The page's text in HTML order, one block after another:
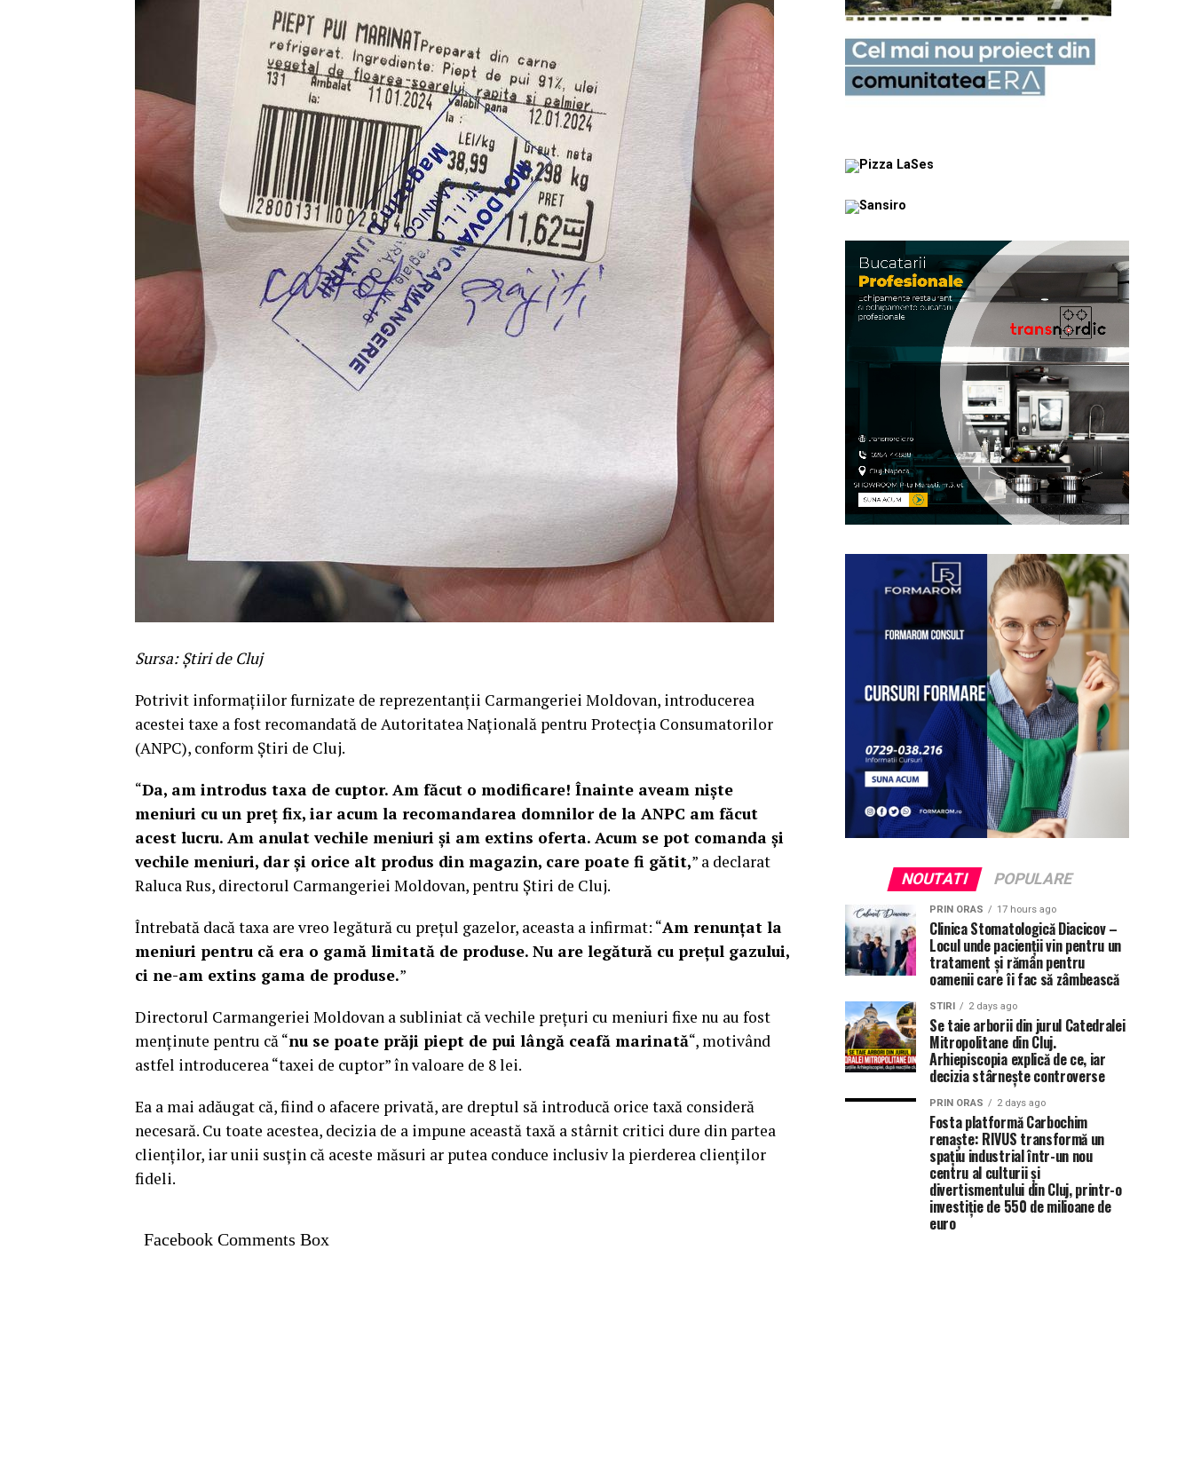
Sursa: Știri de Cluj
Potrivit informațiilor furnizate de reprezentanții Carmangeriei Moldovan, introducerea
acestei taxe a fost recomandată de Autoritatea Națională pentru Protecția Consumatorilor
(ANPC), conform Știri de Cluj.
“Da, am introdus taxa de cuptor. Am făcut o modificare! Înainte aveam niște
meniuri cu un preț fix, iar acum la recomandarea domnilor de la ANPC am făcut
acest lucru. Am anulat vechile meniuri și am extins oferta. Acum se pot comanda și
vechile meniuri, dar și orice alt produs din magazin, care poate fi gătit,” a declarat
Raluca Rus, directorul Carmangeriei Moldovan, pentru Știri de Cluj.
Întrebată dacă taxa are vreo legătură cu prețul gazelor, aceasta a infirmat: “Am renunțat la
meniuri pentru că era o gamă limitată de produse. Nu are legătură cu prețul gazului,
ci ne-am extins gama de produse.”
Directorul Carmangeriei Moldovan a subliniat că vechile prețuri cu meniuri fixe nu au fost
menținute pentru că “nu se poate prăji piept de pui lângă ceafă marinată“, motivând
astfel introducerea “taxei de cuptor” în valoare de 8 lei.
Ea a mai adăugat că, fiind o afacere privată, are dreptul să introducă orice taxă consideră
necesară. Cu toate acestea, decizia de a impune această taxă a stârnit critici dure din partea
clienților, iar unii susțin că aceste măsuri ar putea conduce inclusiv la pierderea clienților
fideli.
Facebook Comments Box
NOUTATI POPULARE
PRIN ORAS 17 hours ago
Clinica Stomatologică Diacicov –
Locul unde pacienții vin pentru un
tratament și rămân pentru
oamenii care îi fac să zâmbească
STIRI 2 days ago
Se taie arborii din jurul Catedralei
Mitropolitane din Cluj.
Arhiepiscopia explică de ce, iar
decizia stârnește controverse
PRIN ORAS 2 days ago
Fosta platformă Carbochim
renaște: RIVUS transformă un
spațiu industrial într-un nou
centru al culturii și
divertismentului din Cluj, printr-o
investiție de 550 de milioane de
euro